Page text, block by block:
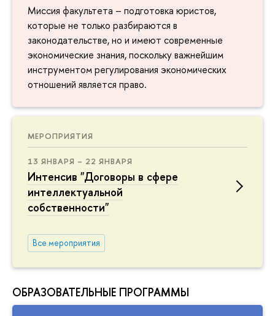
Миссия факультета – подготовка юристов,
которые не только разбираются в
законодательстве, но и имеют современные
экономические знания, поскольку важнейшим
инструментом регулирования экономических
отношений является право.
МЕРОПРИЯТИЯ
13 ЯНВАРЯ – 22 ЯНВАРЯ
Интенсив "Договоры в сфере
интеллектуальной
собственности"
Все мероприятия
ОБРАЗОВАТЕЛЬНЫЕ ПРОГРАММЫ